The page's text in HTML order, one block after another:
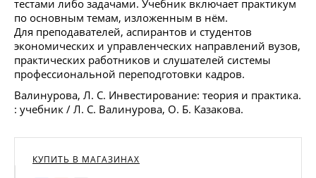
тестами либо задачами. Учебник включает практикум
по основным темам, изложенным в нём.
Для преподавателей, аспирантов и студентов
экономических и управленческих направлений вузов,
практических работников и слушателей системы
профессиональной переподготовки кадров.
Валинурова, Л. С. Инвестирование: теория и практика.
: учебник / Л. С. Валинурова, О. Б. Казакова.
КУПИТЬ В МАГАЗИНАХ